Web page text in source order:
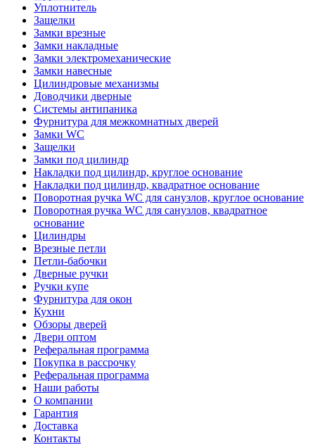
Уплотнитель
Защелки
Замки врезные
Замки накладные
Замки электромеханические
Замки навесные
Цилиндровые механизмы
Доводчики дверные
Системы антипаника
Фурнитура для межкомнатных дверей
Замки WC
Защелки
Замки под цилиндр
Накладки под цилиндр, круглое основание
Накладки под цилиндр, квадратное основание
Поворотная ручка WC для санузлов, круглое основание
Поворотная ручка WC для санузлов, квадратное
основание
Цилиндры
Врезные петли
Петли-бабочки
Дверные ручки
Ручки купе
Фурнитура для окон
Кухни
Обзоры дверей
Двери оптом
Реферальная программа
Покупка в рассрочку
Реферальная программа
Наши работы
О компании
Гарантия
Доставка
Контакты